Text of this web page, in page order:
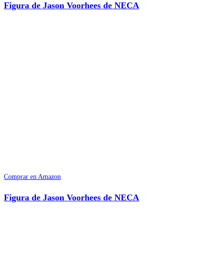
Figura de Jason Voorhees de NECA
Comprar en Amazon
Figura de Jason Voorhees de NECA